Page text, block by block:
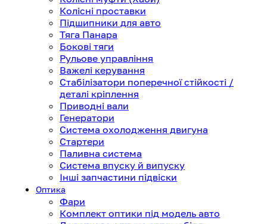
Колісні проставки
Підшипники для авто
Тяга Панара
Бокові тяги
Рульове управління
Важелі керування
Стабілізатори поперечної стійкості /
деталі кріплення
Приводні вали
Генератори
Система охолодження двигуна
Стартери
Паливна система
Система впуску й випуску
Інші запчастини підвіски
Оптика
Фари
Комплект оптики під модель авто